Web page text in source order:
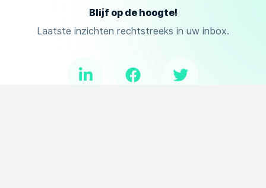
Blijf op de hoogte!
Laatste inzichten rechtstreeks in uw inbox.